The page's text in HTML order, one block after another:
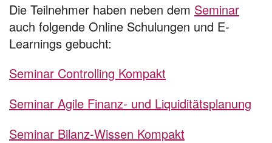
Die Teilnehmer haben neben dem Seminar
auch folgende Online Schulungen und E-
Learnings gebucht:
Seminar Controlling Kompakt
Seminar Agile Finanz- und Liquiditätsplanung
Seminar Bilanz-Wissen Kompakt